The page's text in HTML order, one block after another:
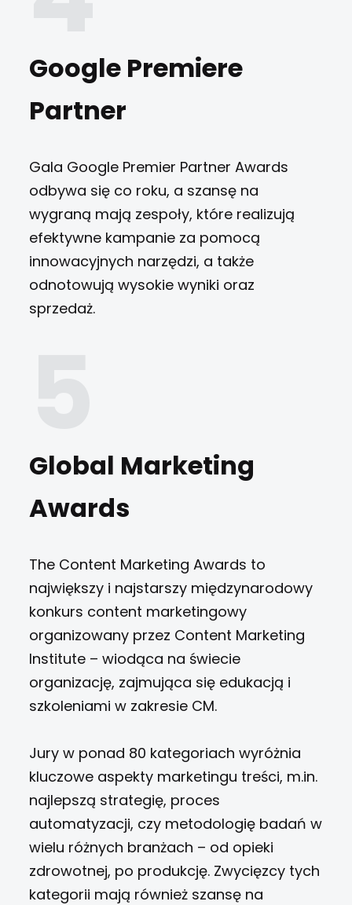
Google Premiere
Partner
Gala Google Premier Partner Awards
odbywa się co roku, a szansę na
wygraną mają zespoły, które realizują
efektywne kampanie za pomocą
innowacyjnych narzędzi, a także
odnotowują wysokie wyniki oraz
sprzedaż.
Global Marketing
Awards
The Content Marketing Awards to
największy i najstarszy międzynarodowy
konkurs content marketingowy
organizowany przez Content Marketing
Institute – wiodąca na świecie
organizację, zajmująca się edukacją i
szkoleniami w zakresie CM.
Jury w ponad 80 kategoriach wyróżnia
kluczowe aspekty marketingu treści, m.in.
najlepszą strategię, proces
automatyzacji, czy metodologię badań w
wielu różnych branżach – od opieki
zdrowotnej, po produkcję. Zwycięzcy tych
kategorii mają również szansę na